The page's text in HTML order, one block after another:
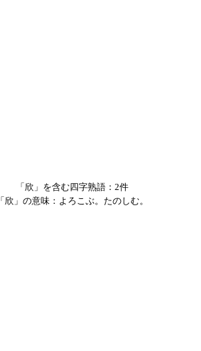
「欣」を含む四字熟語：2件
「欣」の意味：よろこぶ。たのしむ。